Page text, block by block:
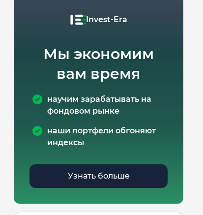
Invest-Era
Мы экономим
вам время
научим зарабатывать на
фондовом рынке
наши портфели обгоняют
индексы
Узнать больше